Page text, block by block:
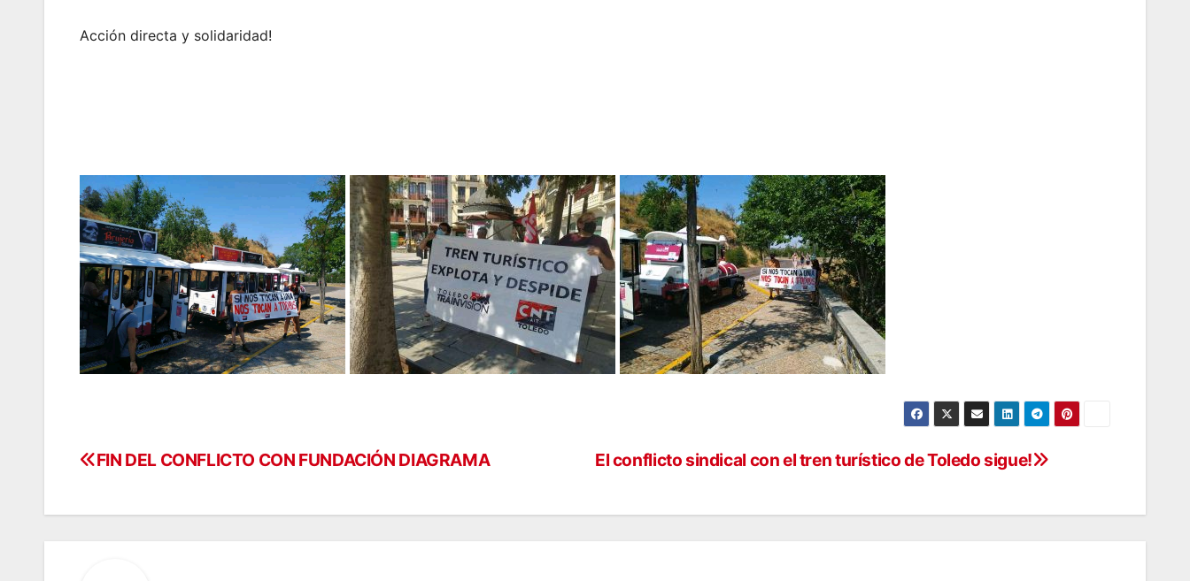
Acción directa y solidaridad!
Navegación
El conflicto sindical con el tren turístico de Toledo sigue!
FIN DEL CONFLICTO CON FUNDACIÓN DIAGRAMA